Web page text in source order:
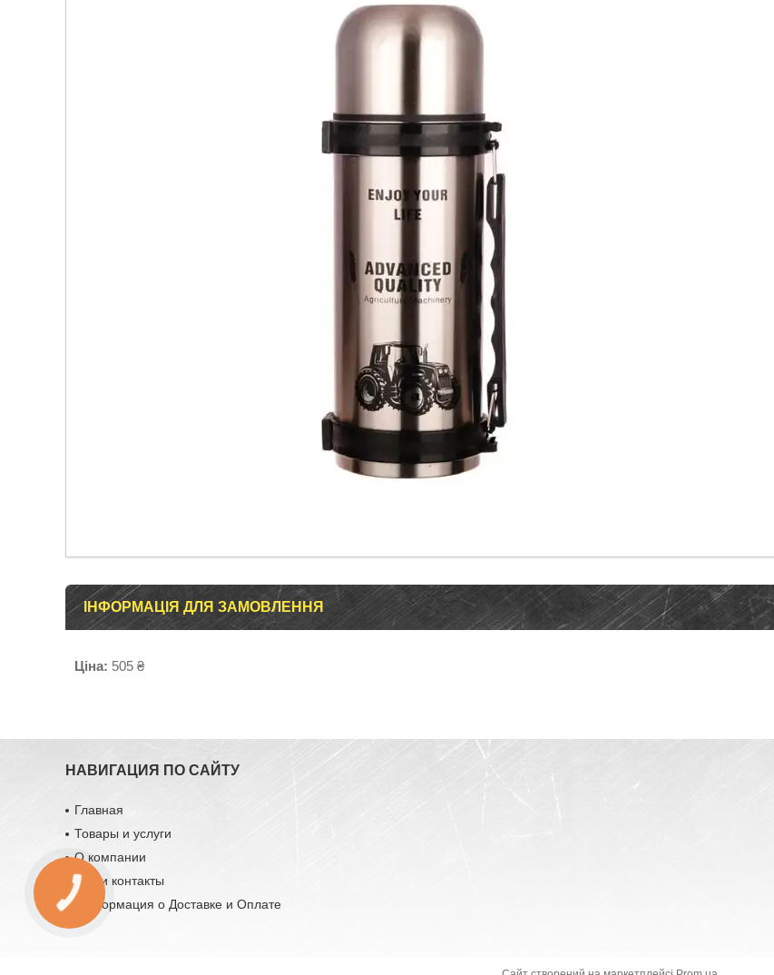
ІНФОРМАЦІЯ ДЛЯ ЗАМОВЛЕННЯ
Ціна: 505 ₴
НАВИГАЦИЯ ПО САЙТУ
Главная
Товары и услуги
О компании
Наши контакты
Информация о Доставке и Оплате